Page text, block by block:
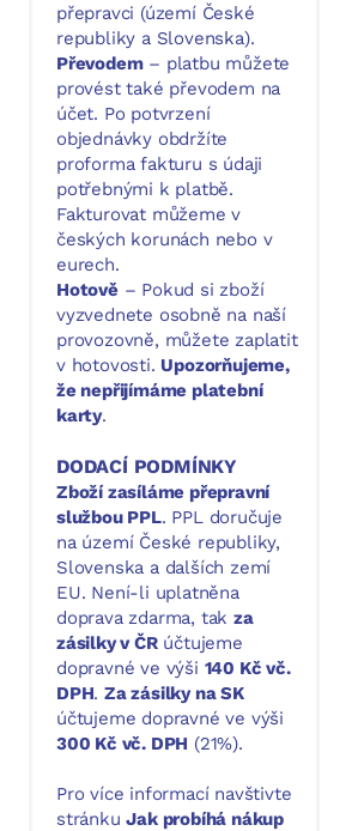
přepravci (území České
republiky a Slovenska).
Převodem– platbu můžete
provést také převodem na
účet. Po potvrzení
objednávky obdržíte
proforma fakturu s údaji
potřebnými k platbě.
Fakturovat můžeme v
českých korunách nebo v
eurech.
Hotově– Pokud si zboží
vyzvednete osobně na naší
provozovně, můžete zaplatit
v hotovosti. Upozorňujeme,
že nepřijímáme platební
karty.
DODACÍ PODMÍNKY
Zboží zasíláme přepravní
službou PPL. PPL doručuje
na území České republiky,
Slovenska a dalších zemí
EU. Není-li uplatněna
doprava zdarma, takza
zásilky v ČRúčtujeme
dopravné ve výši 140 Kč vč.
DPH.Za zásilky na SK
účtujeme dopravné ve výši
300 Kč vč. DPH (21%).
Pro více informací navštivte
stránkuJak probíhá nákup